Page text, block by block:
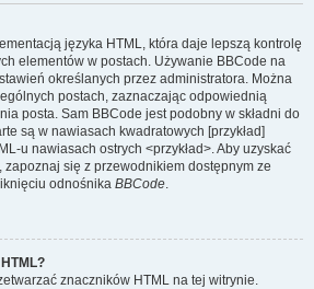
języka HTML, która daje lepszą kontrolę
elementów w postach. Używanie BBCode na
określanych przez administratora. Można
postach, zaznaczając odpowiednią
posta. Sam BBCode jest podobny w składni do
są w nawiasach kwadratowych [przykład]
u nawiasach ostrych <przykład>. Aby uzyskać
się z przewodnikiem dostępnym ze
odnośnika BBCode.
znaczników HTML na tej witrynie.